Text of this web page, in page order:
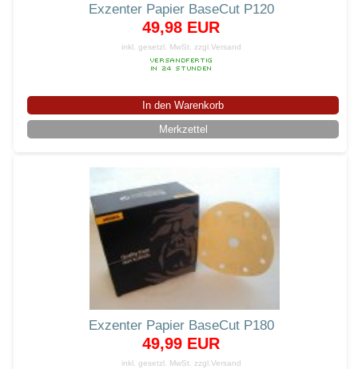
Exzenter Papier BaseCut P120
49,98 EUR
inkl. gesetzl. MwSt. zzgl.Versand
In den Warenkorb
Merkzettel
Exzenter Papier BaseCut P180
49,99 EUR
inkl. gesetzl. MwSt. zzgl.Versand